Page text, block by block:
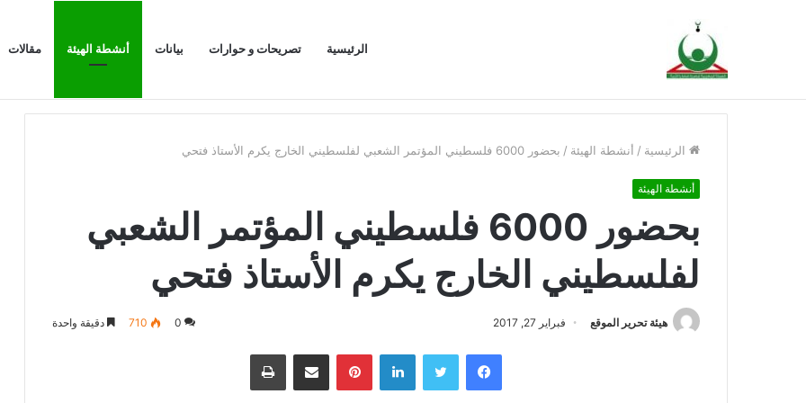
الرئيسية تصريحات و حوارات بيانات أنشطة الهيئة مقالات
أخبار عاجلة
الرئيسية / أنشطة الهيئة / بحضور 6000 فلسطيني المؤتمر الشعبي لفلسطيني الخارج يكرم الأستاذ فتحي
أنشطة الهيئة
بحضور 6000 فلسطيني المؤتمر الشعبي
لفلسطيني الخارج يكرم الأستاذ فتحي
هيئة تحرير الموقع فبراير 27, 2017 0
710 دقيقة واحدة
فيسبوك تويتر لينكدإن بينتيريستمشاركة عبر البريد طباعة